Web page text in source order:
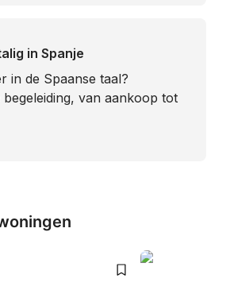
in Spanje
in de Spaanse taal?
begeleiding, van aankoop tot